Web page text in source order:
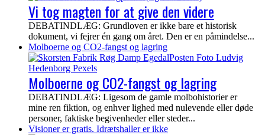
Vi tog magten for at give den videre
DEBATINDLÆG: Grundloven er ikke bare et historisk
dokument, vi fejrer én gang om året. Den er en påmindelse...
Molboerne og CO2-fangst og lagring
Molboerne og CO2-fangst og lagring
DEBATINDLÆG: Ligesom de gamle molbohistorier er
mine ren fiktion, og enhver lighed med nulevende eller døde
personer, faktiske begivenheder eller steder...
Visioner er gratis. Idrætshaller er ikke